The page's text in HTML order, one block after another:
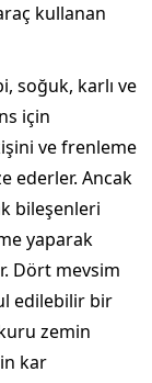
kullanan
soğuk, karlı ve
için
ve frenleme
ederler. Ancak
bileşenleri
yaparak
Dört mevsim
edilebilir bir
zemin
kar